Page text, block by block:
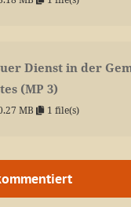
Dienst in der
(MP 3)
MB 1 file(s)